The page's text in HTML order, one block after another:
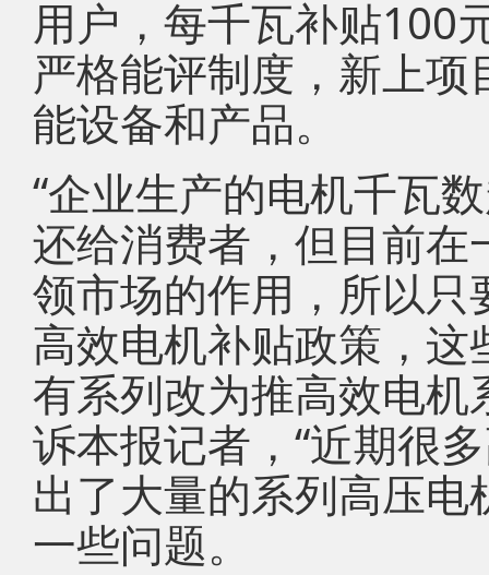
用户，每千瓦补贴100
严格能评制度，新上
能设备和产品。
“企业生产的电机千瓦
还给消费者，但目前
领市场的作用，所以
高效电机补贴政策，
有系列改为推高效电
诉本报记者，“近期很
出了大量的系列高压
一些问题。